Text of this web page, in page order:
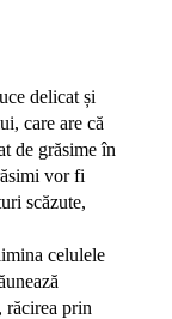
delicat și
care are că
de grăsime în
vor fi
scăzute,
celulele
răcirea prin